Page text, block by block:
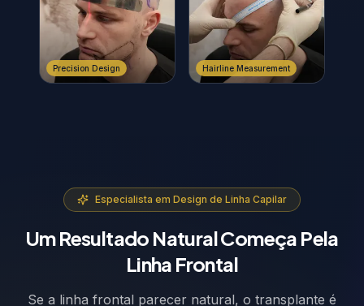
Precision Design Hairline Measurement
Especialista em Design de Linha Capilar
Um Resultado Natural Começa Pela
Linha Frontal
Se a linha frontal parecer natural, o transplante é